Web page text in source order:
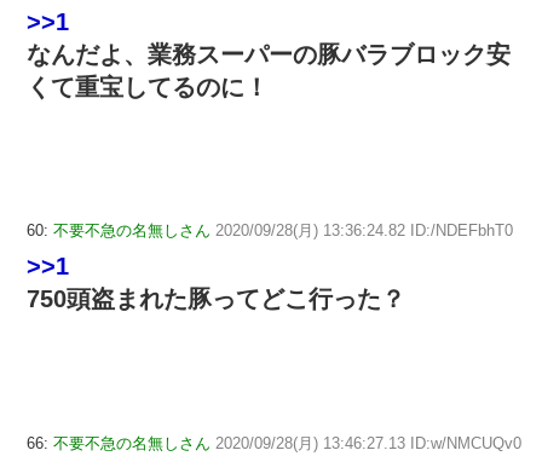
>>1
なんだよ、業務スーパーの豚バラブロック安
くて重宝してるのに！
60: 不要不急の名無しさん 2020/09/28(月) 13:36:24.82 ID:/NDEFbhT0
>>1
750頭盗まれた豚ってどこ行った？
66: 不要不急の名無しさん 2020/09/28(月) 13:46:27.13 ID:w/NMCUQv0